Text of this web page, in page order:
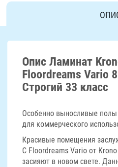
Опис Ламинат
Floordreams Vario
Строгий 33 класс
Особенно выносливые
для коммерческого
Красивые помещения
С Floordreams Vario от
засияют в новом свете.